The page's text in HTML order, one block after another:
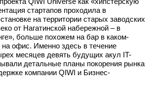
стартапов проходила в
на территории старых заводских
от Нагатинской набережной – в
больше похожем на бар в каком-
офис. Именно здесь в течение
месяцев девять будущих акул IT-
детальные планы покорения рынка
компании QIWI и Бизнес-